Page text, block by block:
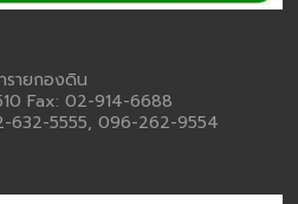
รายกองดิน
Fax: 02-914-6688
632-5555, 096-262-9554